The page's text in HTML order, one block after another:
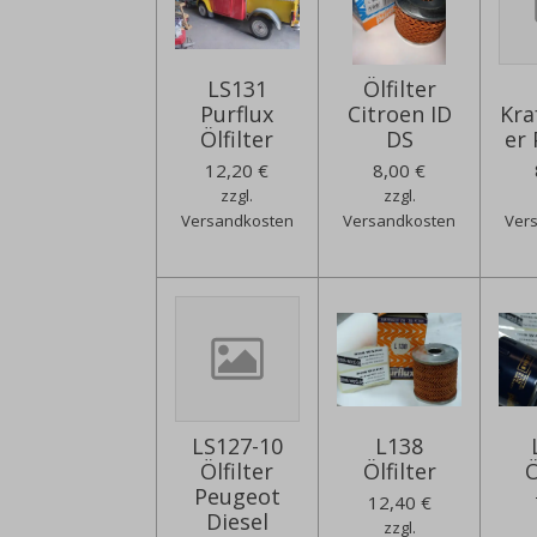
LS131
Purflux
Ölfilter
12,20 €
zzgl.
Versandkosten
Ölfilter
Citroen ID
DS
8,00 €
zzgl.
Versandkosten
er
LS127-10
Ölfilter
Peugeot
Diesel
L138
Ölfilter
12,40 €
zzgl.